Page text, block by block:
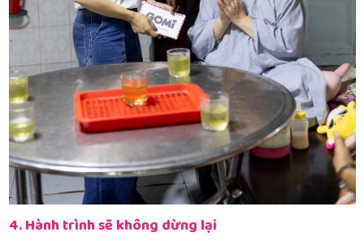
4. Hành trình sẽ không dừng lại